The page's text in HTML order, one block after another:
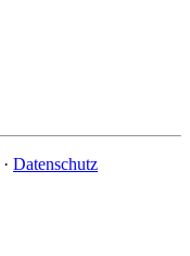
· Datenschutz